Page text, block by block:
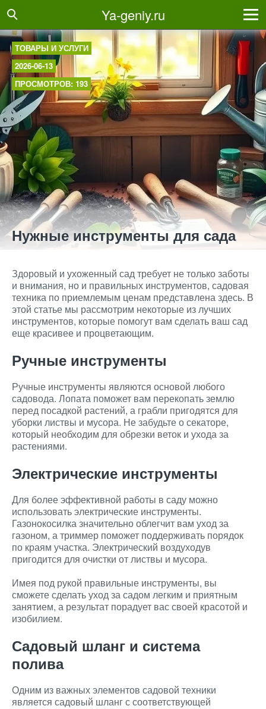
Ya-geniy.ru
ТОВАРЫ И УСЛУГИ
2026-06-13
ПРОСМОТРОВ: 193
Нужные инструменты для сада
Здоровый и ухоженный сад требует не только заботы
и внимания, но и правильных инструментов, садовая
техника по приемлемым ценам представлена здесь. В
этой статье мы рассмотрим некоторые из лучших
инструментов, которые помогут вам сделать ваш сад
еще красивее и процветающим.
Ручные инструменты
Ручные инструменты являются основой любого
садовода. Лопата поможет вам перекопать землю
перед посадкой растений, а грабли пригодятся для
уборки листвы и мусора. Не забудьте о секаторе,
который необходим для обрезки веток и ухода за
растениями.
Электрические инструменты
Для более эффективной работы в саду можно
использовать электрические инструменты.
Газонокосилка значительно облегчит вам уход за
газоном, а триммер поможет поддерживать порядок
по краям участка. Электрический воздуходув
пригодится для очистки от листвы и мусора.
Имея под рукой правильные инструменты, вы
сможете сделать уход за садом легким и приятным
занятием, а результат порадует вас своей красотой и
изобилием.
Садовый шланг и система
полива
Одним из важных элементов садовой техники
является садовый шланг с соответствующей